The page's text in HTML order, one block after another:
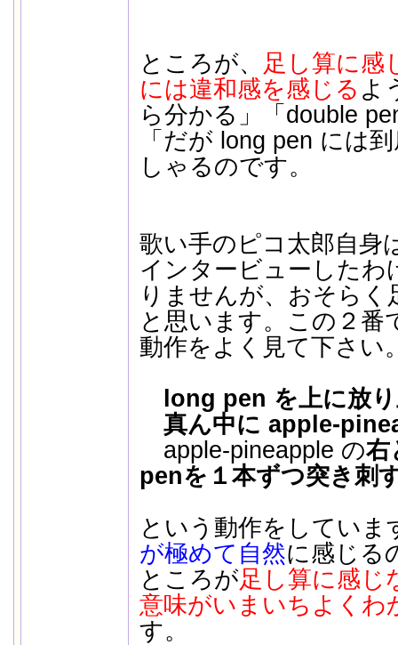
ところが、 足し算に感
には違和感を感じる よ
ら分かる」「double
「だが long pen には
しゃるのです。
歌い手のピコ太郎自
インタービューしたわ
りませんが、おそら
と思います。この２番
動作をよく見て下さい
long pen を上に放
真ん中に apple-
apple-pineapple の右
penを１本ずつ突き刺
という動作をしていま
が極めて自然に感じる
ところが足し算に感じ
意味がいまいちよくわ
す。